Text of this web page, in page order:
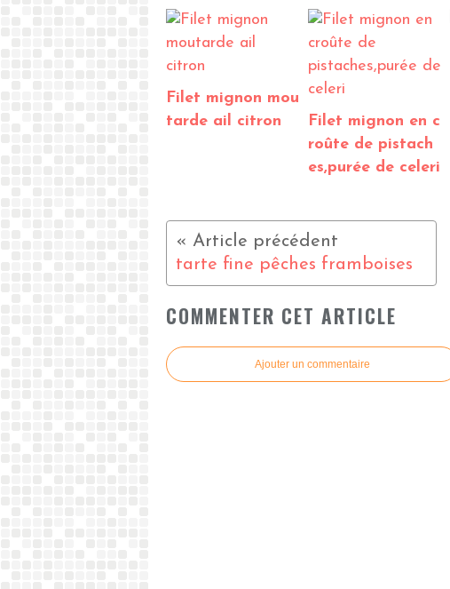
Filet mignon mou
tarde ail citron
Filet mignon en c
roûte de pistach
es,purée de celeri
tarte fine pêches framboises
COMMENTER CET ARTICLE
Ajouter un commentaire